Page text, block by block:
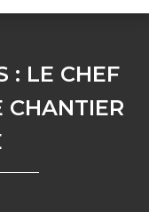
: LE CHEF
CHANTIER